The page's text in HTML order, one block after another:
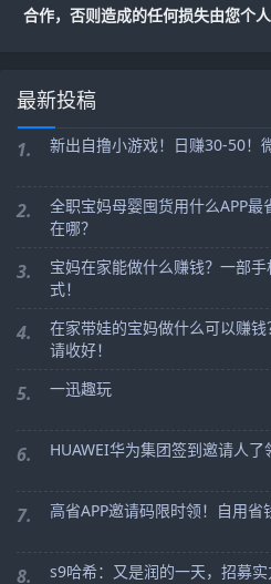
合作，否则造成的任何损失由您个人
最新投稿
1. 新出自撸小游戏！日赚30-50！
2.
全职宝妈母婴囤货用什么APP
在哪？
3.
宝妈在家能做什么赚钱？一部
式！
4.
在家带娃的宝妈做什么可以赚
请收好！
5. 一迅趣玩
6. HUAWEI华为集团签到邀请人
7. 高省APP邀请码限时领！自用省
8. s9哈希：又是润的一天，招募实